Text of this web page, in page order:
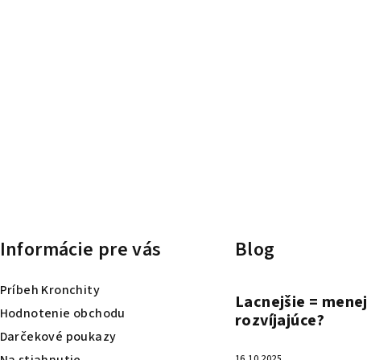
Informácie pre vás
Príbeh Kronchity
Hodnotenie obchodu
Darčekové poukazy
Blog
Lacnejšie = menej
rozvíjajúce?